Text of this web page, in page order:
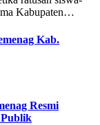
Kabupaten…
Kab.
Resmi